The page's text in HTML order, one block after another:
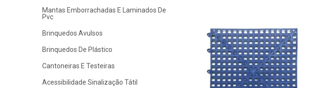
Mantas Emborrachadas E Laminados De
Pvc
Brinquedos Avulsos
Brinquedos De Plástico
Cantoneiras E Testeiras
Acessibilidade Sinalização Tátil